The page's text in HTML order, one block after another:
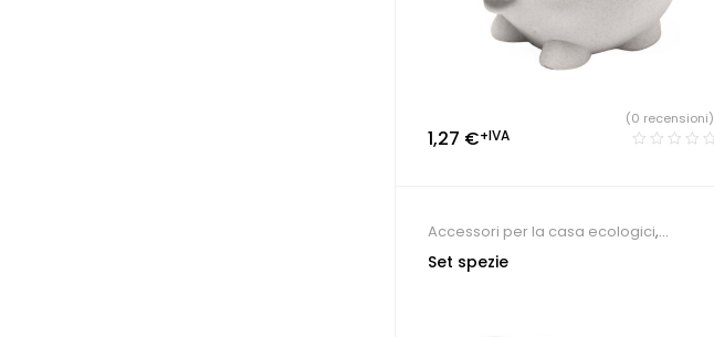
1,27 €+IVA
(0 recensioni)
Accessori per la casa ecologici,
Ristorante e Pizzeria
Set spezie